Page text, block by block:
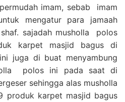
imam, sebab imam
mengatur para jamaah
sajadah musholla polos
karpet masjid bagus di
juga di buat menyambung
polos ini pada saat di
sehingga alas musholla
produk karpet masjid bagus